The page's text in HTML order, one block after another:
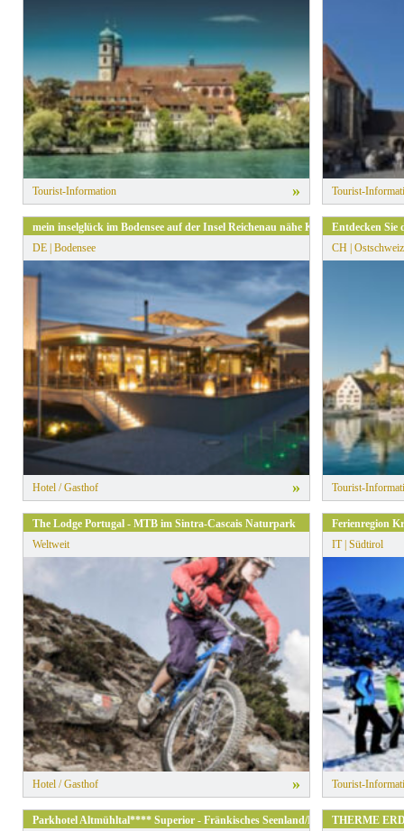
» Alle Filter zurücksetzen
Tourist-Information » Tourist-
mein inselglück im Bodensee auf der Insel Reichenau nähe Konstanz
DE | Bodensee
Hotel / Gasthof »
Entdecken Sie
CH | Ostschweiz
Tourist-
The Lodge Portugal - MTB im Sintra-Cascais Naturpark
Weltweit
Hotel / Gasthof »
Ferienregion
IT | Südtirol
Tourist-
Parkhotel Altmühltal**** Superior - Fränkisches Seenland/Naturpark
THERME